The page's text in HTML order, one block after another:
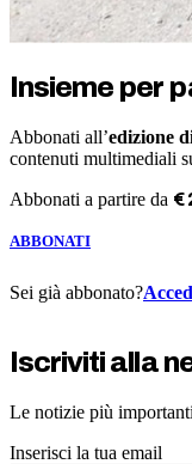
Insieme per
Abbonati all’edizione
contenuti multimediali
Abbonati a partire da €
ABBONATI
Sei già abbonato?
Iscriviti alla
Le notizie più
Inserisci la tua email